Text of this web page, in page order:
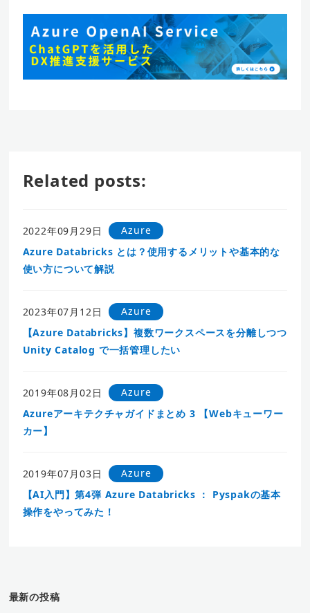
Related posts:
2022年09月29日
Azure
Azure Databricks とは？使用するメリットや基本的な
使い方について解説
2023年07月12日
Azure
【Azure Databricks】複数ワークスペースを分離しつつ
Unity Catalog で一括管理したい
2019年08月02日
Azure
Azureアーキテクチャガイドまとめ 3 【Webキューワー
カー】
2019年07月03日
Azure
【AI入門】第4弾 Azure Databricks ： Pyspakの基本
操作をやってみた！
最新の投稿